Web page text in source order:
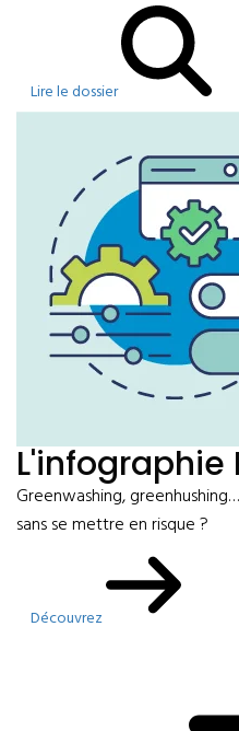
Lire le dossier
L'infographie
Greenwashing,
sans se mettre en risque ?
Découvrez